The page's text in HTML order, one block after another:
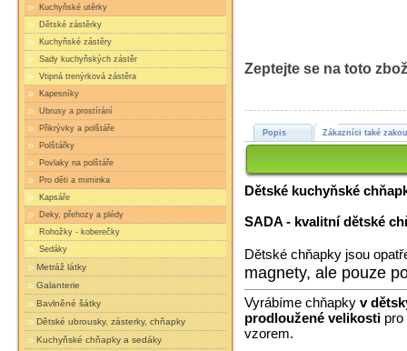
Kuchyňské utěrky
Dětské zástěrky
Kuchyňské zástěry
Sady kuchyňských zástěr
Vtipná trenýrková zástěra
Kapesníky
Ubrusy a prostírání
Přikrývky a polštáře
Polštářky
Povlaky na polštáře
Pro děti a miminka
Kapsáře
Deky, přehozy a plédy
Rohožky - koberečky
Sedáky
Metráž látky
Galanterie
Bavlněné šátky
Dětské ubrousky, zásterky, chňapky
Kuchyňské chňapky a sedáky
Zeptejte se na toto
Popis Zákazníci také
Dětské kuchyňské
SADA - kvalitní dětské
Dětské chňapky jsou
magnety, ale pouze
Vyrábíme chňapky v
prodloužené velikosti pro
vzorem.